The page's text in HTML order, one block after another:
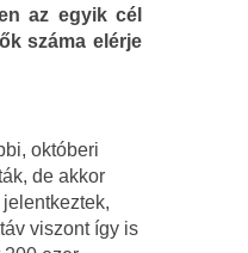
az egyik cél
száma elérje
októberi
de akkor
viszont így is